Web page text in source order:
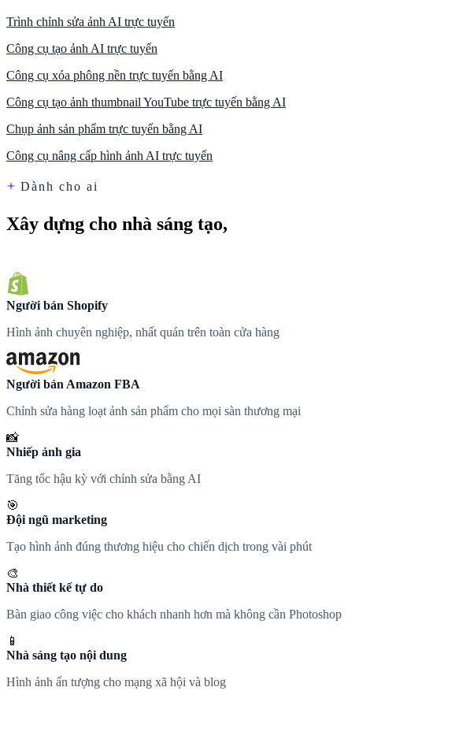
Trình chỉnh sửa ảnh AI trực tuyến
Công cụ tạo ảnh AI trực tuyến
Công cụ xóa phông nền trực tuyến bằng AI
Công cụ tạo ảnh thumbnail YouTube trực tuyến bằng AI
Chụp ảnh sản phẩm trực tuyến bằng AI
Công cụ nâng cấp hình ảnh AI trực tuyến
Dành cho ai
Xây dựng cho nhà sáng tạo,
Người bán Shopify
Hình ảnh chuyên nghiệp, nhất quán trên toàn cửa hàng
Người bán Amazon FBA
Chỉnh sửa hàng loạt ảnh sản phẩm cho mọi sàn thương mại
📸
Nhiếp ảnh gia
Tăng tốc hậu kỳ với chỉnh sửa bằng AI
🎯
Đội ngũ marketing
Tạo hình ảnh đúng thương hiệu cho chiến dịch trong vài phút
🎨
Nhà thiết kế tự do
Bàn giao công việc cho khách nhanh hơn mà không cần Photoshop
📱
Nhà sáng tạo nội dung
Hình ảnh ấn tượng cho mạng xã hội và blog